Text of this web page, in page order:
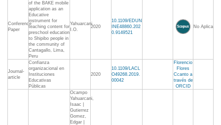
Conference
Paper
of the BAKE mobile
application as an
Educative
instrument for
teaching content for
preschool education
to Shipibo people in
the community of
Cantagallo, Lima,
Peru
Yahuarcani
I.O.
2020
10.1109/EDUN
INE48860.202
0.9149521
No Aplica
Journal-
article
Confianza
organizacional en
Instituciones
Educativas
Públicas
2020
10.1109/LACL
O49268.2019.
00042
Florencio
Flores
Ccanto a
través de
ORCID
Ocampo
Yahuarcani,
Isaac |
Gutierrez
Gomez,
Edgar |